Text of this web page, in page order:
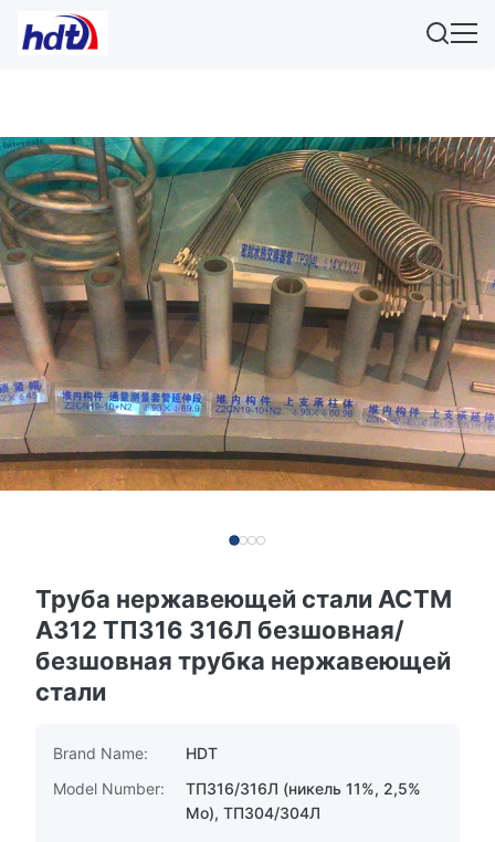
Труба нержавеющей стали АСТМ
А312 ТП316 316Л безшовная/
безшовная трубка нержавеющей
стали
Brand Name:
HDT
Model Number:
ТП316/316Л (никель 11%, 2,5%
Мо), ТП304/304Л